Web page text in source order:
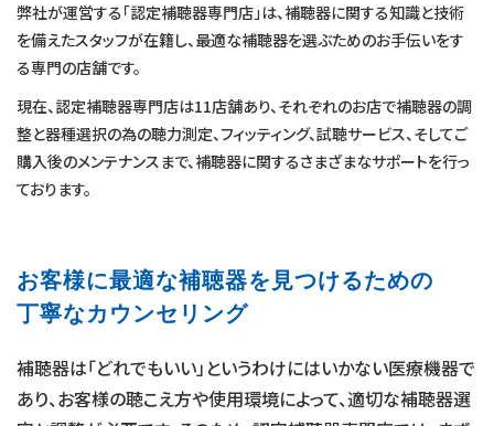
弊社が運営する「認定補聴器専門店」は、補聴器に関する知識と技術
を備えたスタッフが在籍し、最適な補聴器を選ぶためのお手伝いをす
る専門の店舗です。
現在、認定補聴器専門店は11店舗あり、それぞれのお店で補聴器の調
整と器種選択の為の聴力測定、フィッティング、試聴サービス、そしてご
購入後のメンテナンスまで、補聴器に関するさまざまなサポートを行っ
ております。
お客様に最適な補聴器を 見つけるための
丁寧なカウンセリング
補聴器は「どれでもいい」というわけにはいかない医療機器で
あり、お客様の聴こえ方や使用環境によって、適切な補聴器選